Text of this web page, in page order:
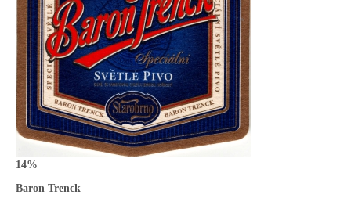
14%
Baron Trenck